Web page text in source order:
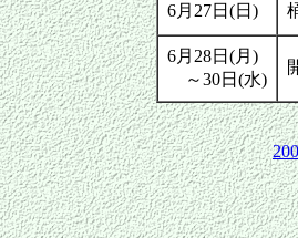
6月27日(日)
6月28日(月)
～30日(水)